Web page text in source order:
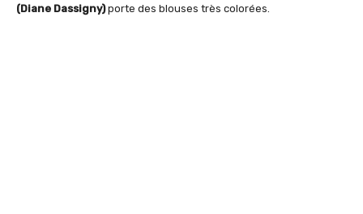
(Diane Dassigny)porte des blouses très colorées.